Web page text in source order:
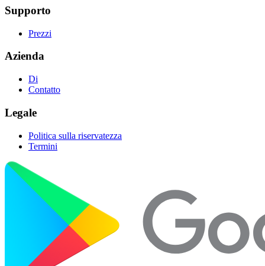
Supporto
Prezzi
Azienda
Di
Contatto
Legale
Politica sulla riservatezza
Termini